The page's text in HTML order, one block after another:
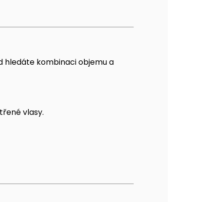
hledáte kombinaci objemu a
vlasy.